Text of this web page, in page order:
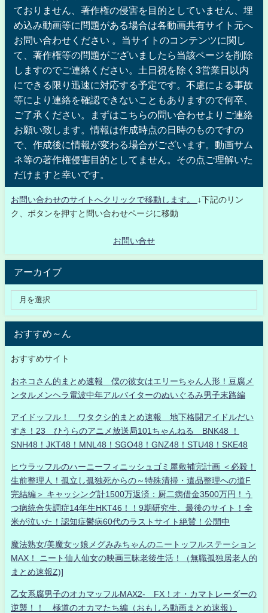
ておりません、著作権の侵害を目的としていません、埋
め込み動画等に問題がある場合は各動画共有サイト元へ
お問い合わせください 。当サイトのコンテンツに関し
て、著作権等の問題がございましたら当該ページを削除
しますのでご連絡ください。土日祝を除く3営業日以内
にできる限り迅速に対応する予定です。不慮による事故
等により連絡を確認できないこともありますので何卒、
ご了承ください。まずはこちらの問い合わせよりご連絡
お願い致します。情報は作成時点の日時のものですの
で、作成後に情報が変わる場合がございます。動画サム
ネ等の著作権侵害目的としてません。その点ご理解いた
だけますと幸いです。
お問い合わせのサイトへクリックで移動します。
↓下記のリン
ク、ボタンを押すと問い合わせページに移動
お問い合せ
アーカイブ
おすすめ～ん
おすすめサイト
おネコさん的まとめ速報 僕の彼女はエリーちゃん人形！豆腐メ
ンタルメンヘラ電波中年アルバイターのぬいぐるみ男子末路編
アイドッフル！ ワタクシ的まとめ速報 地下格闘アイドルだい
すき！23 ひうらのアニメ放送局101ちゃんねる BNK48 ！
SNH48！JKT48！MNL48！SGO48！GNZ48！STU48！SKE48
ヒウラッフルのハーニーフィニッシュゴミ屋敷補完計画 ＜必殺！
生前整理人！孤立し孤独死からの～特殊清掃・遺品整理への道F
完結編＞ キャッシング計1500万返済：厨二病借金3500万円！う
つ病統合失調症14年生HKT46！！9期研究生、最後のサイト！全
米が泣いた！認知症鬱病60代のラストサイト絶賛！公開中
魔法熟女/美魔女ッ娘メグみみちゃんのニートッフルステーション
MAX！ ニート仙人仙女の映画三昧老後生活！（無職孤独居老人的
まとめ速報Z)]
乙女系腐男子のオカマッフルMAX2- FX！オ・カマトレーダーの
逆襲！！ 極道のオカマたち編（おもしろ動画まとめ速報）